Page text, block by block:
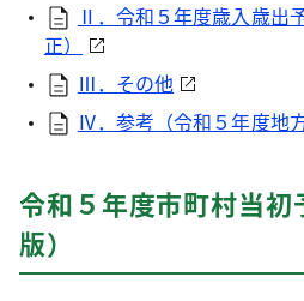
Ⅱ．令和５年度歳入歳出
正）
Ⅲ．その他
Ⅳ．参考（令和５年度地
令和５年度市町村当初
版）